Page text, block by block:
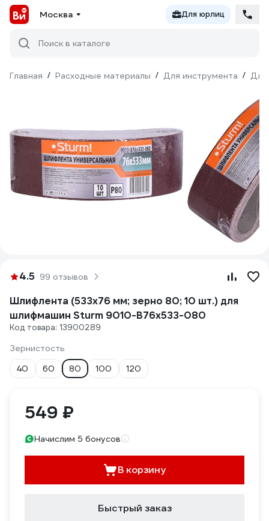
Москва Для юрлиц
Поиск в каталоге
Главная / Расходные материалы / Для инструмента / Для
4.5 99 отзывов
Шлифлента (533х76 мм; зерно 80; 10 шт.) для
шлифмашин Sturm 9010-B76x533-080
Код товара: 13900289
Зернистость
40
60 80 100 120
549 ₽
Начислим 5 бонусов
В корзину
Быстрый заказ